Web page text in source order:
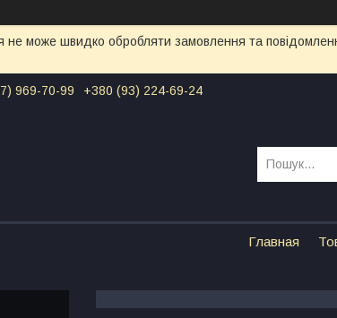
не може швидко обробляти замовлення та
969-70-99 +380 (93) 224-69-24
Главная